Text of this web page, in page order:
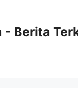
- Berita